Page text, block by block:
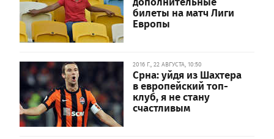
билеты на матч Лиги
Европы
2016 Г., 22 АВГУСТА, 10:50
Срна: уйдя из Шахтера
в европейский топ-
клуб, я не стану
счастливым